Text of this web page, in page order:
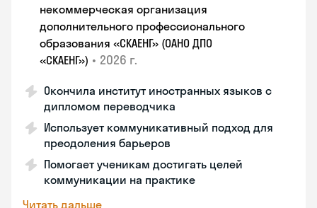
некоммерческая организация
дополнительного профессионального
образования «СКАЕНГ» (ОАНО ДПО
«СКАЕНГ») • 2026 г.
Окончила институт иностранных языков с
дипломом переводчика
Использует коммуникативный подход для
преодоления барьеров
Помогает ученикам достигать целей
коммуникации на практике
Читать дальше